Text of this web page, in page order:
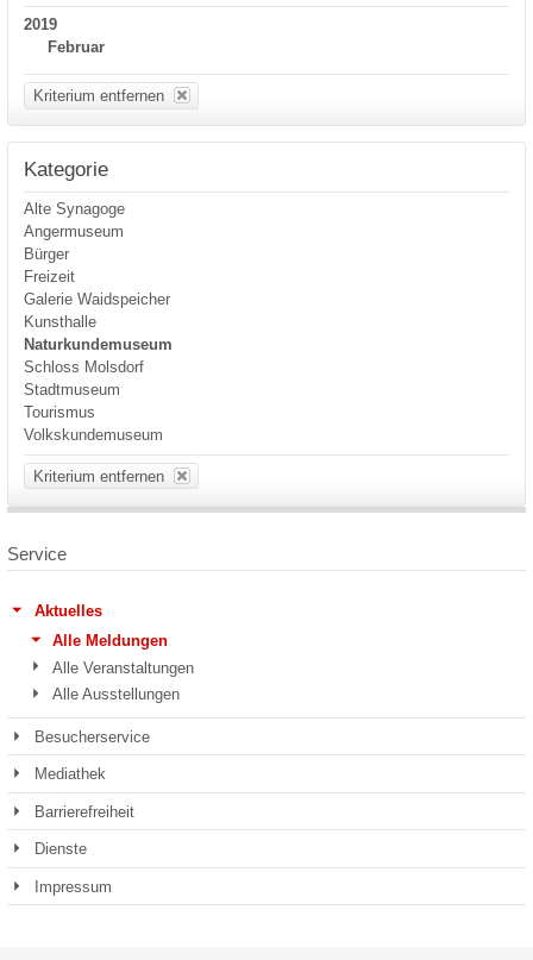
2019
Februar
Kriterium entfernen
Kategorie
Alte Synagoge
Angermuseum
Bürger
Freizeit
Galerie Waidspeicher
Kunsthalle
Naturkundemuseum
Schloss Molsdorf
Stadtmuseum
Tourismus
Volkskundemuseum
Kriterium entfernen
Service
Aktuelles
Alle Meldungen
Alle Veranstaltungen
Alle Ausstellungen
Besucherservice
Mediathek
Barrierefreiheit
Dienste
Impressum